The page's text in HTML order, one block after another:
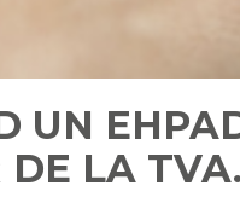
UN
DE LA